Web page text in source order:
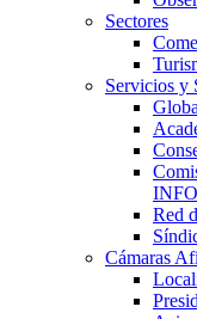
Sectores
Servicios y
Red
Cámaras